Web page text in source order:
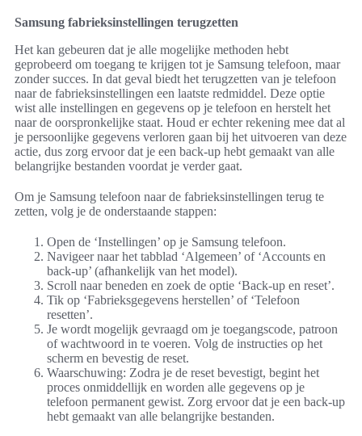
Samsung fabrieksinstellingen terugzetten
Het kan gebeuren dat je alle mogelijke methoden hebt
geprobeerd om toegang te krijgen tot je Samsung telefoon, maar
zonder succes. In dat geval biedt het terugzetten van je telefoon
naar de fabrieksinstellingen een laatste redmiddel. Deze optie
wist alle instellingen en gegevens op je telefoon en herstelt het
naar de oorspronkelijke staat. Houd er echter rekening mee dat al
je persoonlijke gegevens verloren gaan bij het uitvoeren van deze
actie, dus zorg ervoor dat je een back-up hebt gemaakt van alle
belangrijke bestanden voordat je verder gaat.
Om je Samsung telefoon naar de fabrieksinstellingen terug te
zetten, volg je de onderstaande stappen:
Open de ‘Instellingen’ op je Samsung telefoon.
Navigeer naar het tabblad ‘Algemeen’ of ‘Accounts en
back-up’ (afhankelijk van het model).
Scroll naar beneden en zoek de optie ‘Back-up en reset’.
Tik op ‘Fabrieksgegevens herstellen’ of ‘Telefoon
resetten’.
Je wordt mogelijk gevraagd om je toegangscode, patroon
of wachtwoord in te voeren. Volg de instructies op het
scherm en bevestig de reset.
Waarschuwing: Zodra je de reset bevestigt, begint het
proces onmiddellijk en worden alle gegevens op je
telefoon permanent gewist. Zorg ervoor dat je een back-up
hebt gemaakt van alle belangrijke bestanden.